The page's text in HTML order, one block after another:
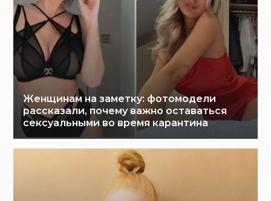
Женщинам на заметку: фотомодели
рассказали, почему важно оставаться
сексуальными во время карантина